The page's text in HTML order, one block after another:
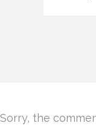
Sorry, the